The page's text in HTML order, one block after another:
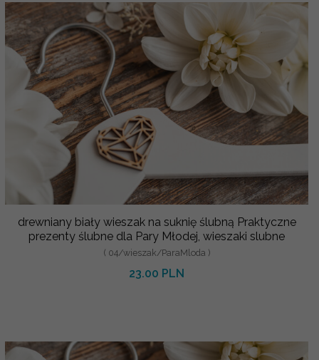
drewniany biały wieszak na suknię ślubną Praktyczne
prezenty ślubne dla Pary Młodej, wieszaki slubne
( 04/wieszak/ParaMloda )
23.00 PLN